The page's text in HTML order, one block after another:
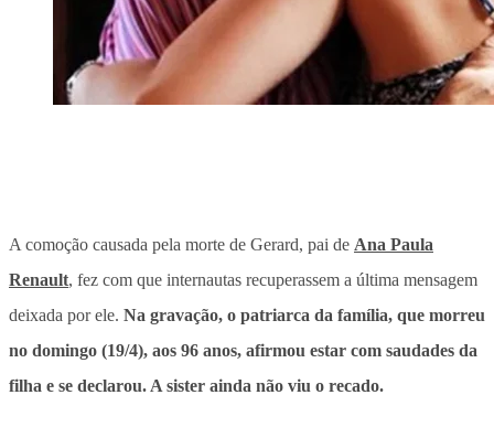
A comoção causada pela morte de Gerard, pai de Ana Paula
Renault, fez com que internautas recuperassem a última mensagem
deixada por ele. Na gravação, o patriarca da família, que morreu
no domingo (19/4), aos 96 anos, afirmou estar com saudades da
filha e se declarou. A sister ainda não viu o recado.